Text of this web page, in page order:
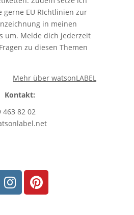
gerne EU RIchtlinien zur
in meinen
um. Melde dich jederzeit
zu diesen Themen
Mehr über watsonLABEL
Kontakt:
463 82 02